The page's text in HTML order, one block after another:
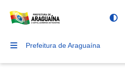
Prefeitura de Araguaína